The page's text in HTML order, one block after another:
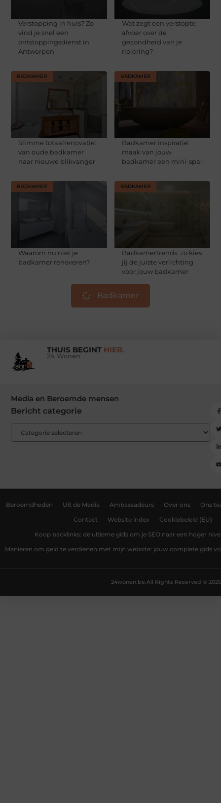
Verstopping in huis? Zo
vind je snel een
ontstoppingsdienst in
Antwerpen
Wat zegt een verstopte
afvoer over de
gezondheid van je
riolering?
BADKAMER
Slimme totaalrenovatie:
van oude badkamer
naar nieuwe blikvanger
BADKAMER
Badkamer inspiratie:
maak van jouw
badkamer een mini-spa!
BADKAMER
Waarom nu niet je
badkamer renoveren?
BADKAMER
Badkamertrends: zo kies
jij de juiste verlichting
voor jouw badkamer
Badkamer
THUIS BEGINT HIER.
24 Wonen
Media en Beroemde mensen
Bericht categorie
Beroemdheden Uit de Media Ambassadeurs Over ons Ons
Contact Website index Cookiebeleid (EU)
Koop backlinks: de ultieme gids om je SEO naar een hoger
Manieren om geld te verdienen met mijn website: jouw complete gids
All Rights Reserved © 2025
24wonen.be.